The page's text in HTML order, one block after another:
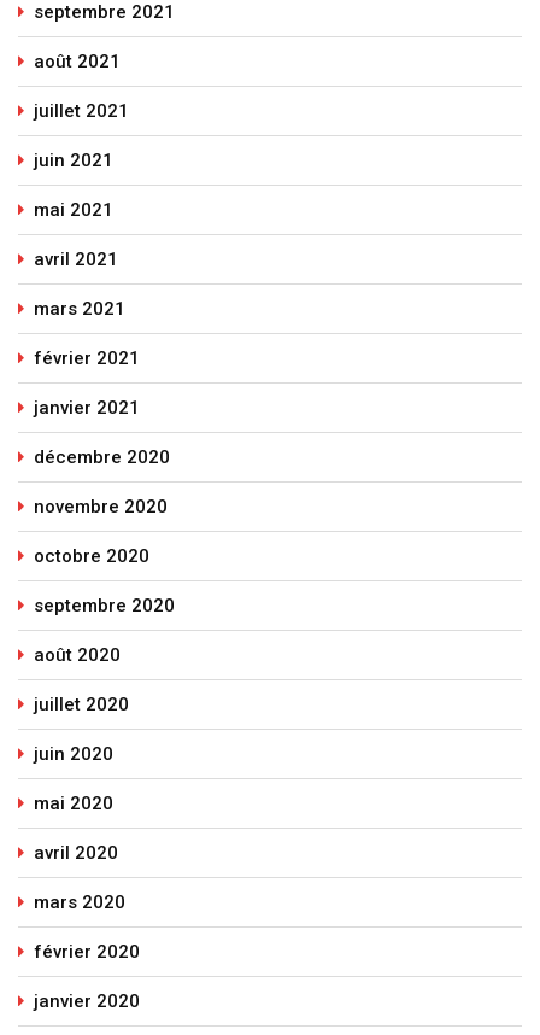
septembre 2021
août 2021
juillet 2021
juin 2021
mai 2021
avril 2021
mars 2021
février 2021
janvier 2021
décembre 2020
novembre 2020
octobre 2020
septembre 2020
août 2020
juillet 2020
juin 2020
mai 2020
avril 2020
mars 2020
février 2020
janvier 2020